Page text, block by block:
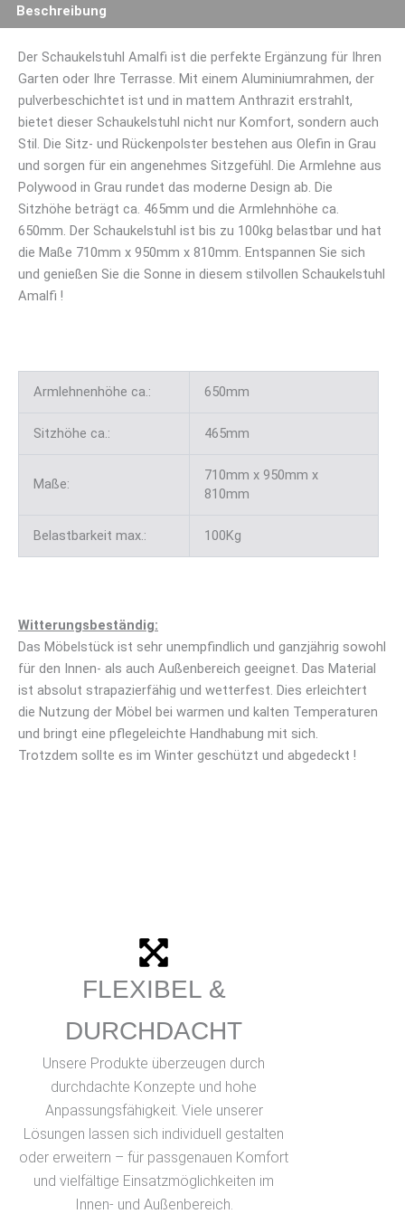
Beschreibung
Der Schaukelstuhl Amalfi ist die perfekte Ergänzung für Ihren
Garten oder Ihre Terrasse. Mit einem Aluminiumrahmen, der
pulverbeschichtet ist und in mattem Anthrazit erstrahlt,
bietet dieser Schaukelstuhl nicht nur Komfort, sondern auch
Stil. Die Sitz- und Rückenpolster bestehen aus Olefin in Grau
und sorgen für ein angenehmes Sitzgefühl. Die Armlehne aus
Polywood in Grau rundet das moderne Design ab. Die
Sitzhöhe beträgt ca. 465mm und die Armlehnhöhe ca.
650mm. Der Schaukelstuhl ist bis zu 100kg belastbar und hat
die Maße 710mm x 950mm x 810mm. Entspannen Sie sich
und genießen Sie die Sonne in diesem stilvollen Schaukelstuhl
Amalfi !
Armlehnenhöhe ca.: 650mm
Sitzhöhe ca.: 465mm
Maße:
710mm x 950mm x
810mm
Belastbarkeit max.: 100Kg
Witterungsbeständig:
Das Möbelstück ist sehr unempfindlich und ganzjährig sowohl
für den Innen- als auch Außenbereich geeignet. Das Material
ist absolut strapazierfähig und wetterfest. Dies erleichtert
die Nutzung der Möbel bei warmen und kalten Temperaturen
und bringt eine pflegeleichte Handhabung mit sich.
Trotzdem sollte es im Winter geschützt und abgedeckt !
FLEXIBEL &
DURCHDACHT
Unsere Produkte überzeugen durch
durchdachte Konzepte und hohe
Anpassungsfähigkeit. Viele unserer
Lösungen lassen sich individuell gestalten
oder erweitern – für passgenauen Komfort
und vielfältige Einsatzmöglichkeiten im
Innen- und Außenbereich.